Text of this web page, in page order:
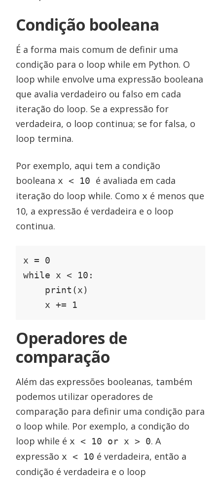
Condição booleana
É a forma mais comum de definir uma
condição para o loop while em Python. O
loop while envolve uma expressão booleana
que avalia verdadeiro ou falso em cada
iteração do loop. Se a expressão for
verdadeira, o loop continua; se for falsa, o
loop termina.
Por exemplo, aqui tem a condição
booleana x < 10 é avaliada em cada
iteração do loop while. Como x é menos que
10, a expressão é verdadeira e o loop
continua.
x = 0
while x < 10:
    x += 1
Operadores de
comparação
Além das expressões booleanas, também
podemos utilizar operadores de
comparação para definir uma condição para
o loop while. Por exemplo, a condição do
loop while é x < 10 or x > 0. A
expressão x < 10 é verdadeira, então a
condição é verdadeira e o loop